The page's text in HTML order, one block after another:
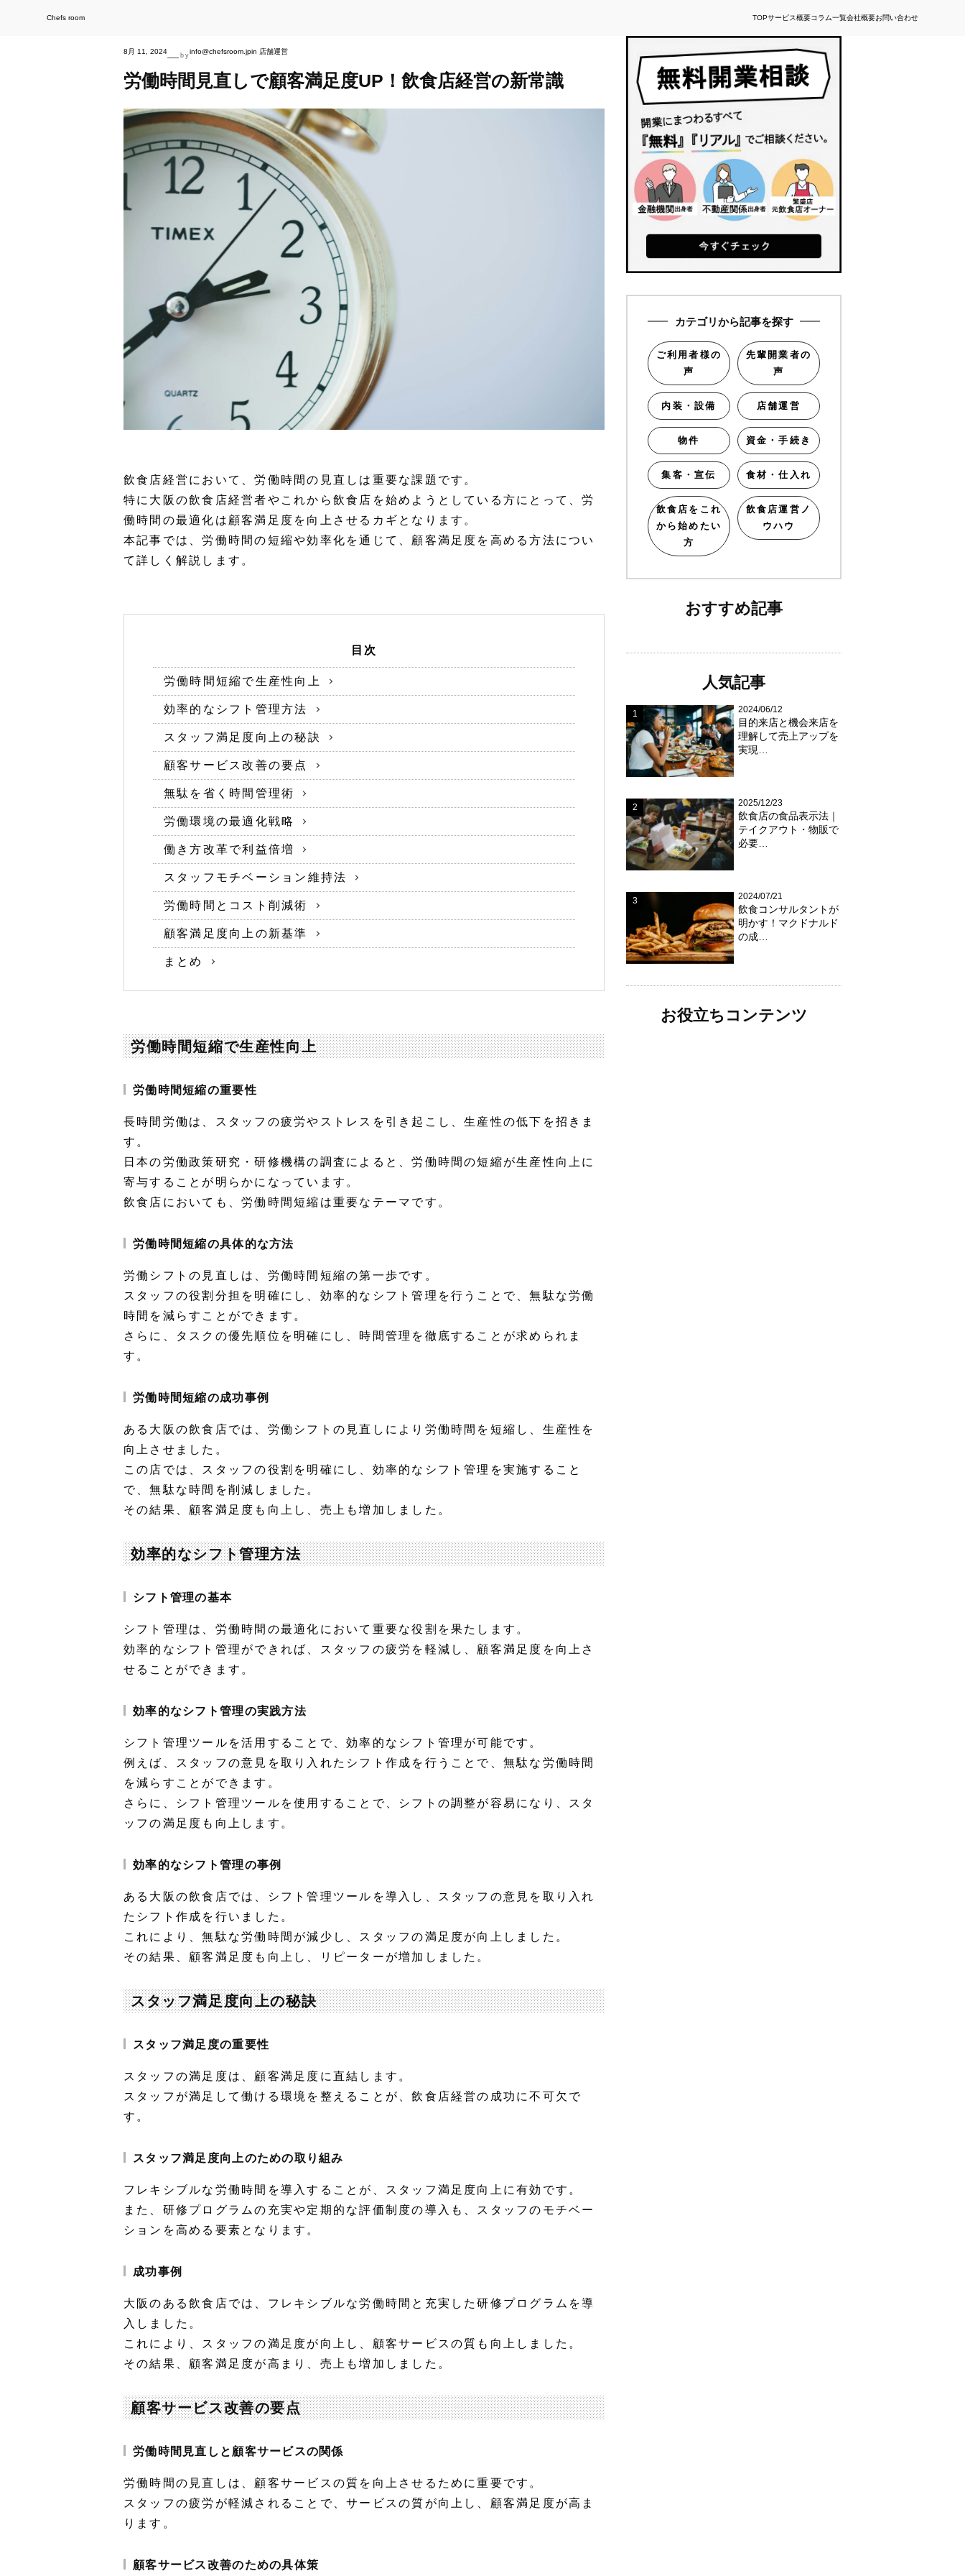
Chefs room TOPサービス概要コラム一覧会社概要お問い合わせ
8月 11, 2024—byinfo@chefsroom.jpin 店舗運営
労働時間見直しで顧客満足度UP！飲食店経営の新常識
飲食店経営において、労働時間の見直しは重要な課題です。
特に大阪の飲食店経営者やこれから飲食店を始めようとしている方にとって、労
働時間の最適化は顧客満足度を向上させるカギとなります。
本記事では、労働時間の短縮や効率化を通じて、顧客満足度を高める方法につい
て詳しく解説します。
目次
労働時間短縮で生産性向上
効率的なシフト管理方法
スタッフ満足度向上の秘訣
顧客サービス改善の要点
無駄を省く時間管理術
労働環境の最適化戦略
働き方改革で利益倍増
スタッフモチベーション維持法
労働時間とコスト削減術
顧客満足度向上の新基準
まとめ
労働時間短縮で生産性向上
労働時間短縮の重要性
長時間労働は、スタッフの疲労やストレスを引き起こし、生産性の低下を招きま
す。
日本の労働政策研究・研修機構の調査によると、労働時間の短縮が生産性向上に
寄与することが明らかになっています。
飲食店においても、労働時間短縮は重要なテーマです。
労働時間短縮の具体的な方法
労働シフトの見直しは、労働時間短縮の第一歩です。
スタッフの役割分担を明確にし、効率的なシフト管理を行うことで、無駄な労働
時間を減らすことができます。
さらに、タスクの優先順位を明確にし、時間管理を徹底することが求められま
す。
労働時間短縮の成功事例
ある大阪の飲食店では、労働シフトの見直しにより労働時間を短縮し、生産性を
向上させました。
この店では、スタッフの役割を明確にし、効率的なシフト管理を実施すること
で、無駄な時間を削減しました。
その結果、顧客満足度も向上し、売上も増加しました。
効率的なシフト管理方法
シフト管理の基本
シフト管理は、労働時間の最適化において重要な役割を果たします。
効率的なシフト管理ができれば、スタッフの疲労を軽減し、顧客満足度を向上さ
せることができます。
効率的なシフト管理の実践方法
シフト管理ツールを活用することで、効率的なシフト管理が可能です。
例えば、スタッフの意見を取り入れたシフト作成を行うことで、無駄な労働時間
を減らすことができます。
さらに、シフト管理ツールを使用することで、シフトの調整が容易になり、スタ
ッフの満足度も向上します。
効率的なシフト管理の事例
ある大阪の飲食店では、シフト管理ツールを導入し、スタッフの意見を取り入れ
たシフト作成を行いました。
これにより、無駄な労働時間が減少し、スタッフの満足度が向上しました。
その結果、顧客満足度も向上し、リピーターが増加しました。
スタッフ満足度向上の秘訣
スタッフ満足度の重要性
スタッフの満足度は、顧客満足度に直結します。
スタッフが満足して働ける環境を整えることが、飲食店経営の成功に不可欠で
す。
スタッフ満足度向上のための取り組み
フレキシブルな労働時間を導入することが、スタッフ満足度向上に有効です。
また、研修プログラムの充実や定期的な評価制度の導入も、スタッフのモチベー
ションを高める要素となります。
成功事例
大阪のある飲食店では、フレキシブルな労働時間と充実した研修プログラムを導
入しました。
これにより、スタッフの満足度が向上し、顧客サービスの質も向上しました。
その結果、顧客満足度が高まり、売上も増加しました。
顧客サービス改善の要点
労働時間見直しと顧客サービスの関係
労働時間の見直しは、顧客サービスの質を向上させるために重要です。
スタッフの疲労が軽減されることで、サービスの質が向上し、顧客満足度が高ま
ります。
顧客サービス改善のための具体策
カテゴリから記事を探す
ご利用者様の
声
先輩開業者の
声
内装・設備 店舗運営
物件 資金・手続き
集客・宣伝 食材・仕入れ
飲食店をこれ
から始めたい
方
飲食店運営ノ
ウハウ
おすすめ記事
人気記事
2024/06/12
目的来店と機会来店を
理解して売上アップを
実現…
2025/12/23
飲食店の食品表示法｜
テイクアウト・物販で
必要…
2024/07/21
飲食コンサルタントが
明かす！マクドナルド
の成…
お役立ちコンテンツ